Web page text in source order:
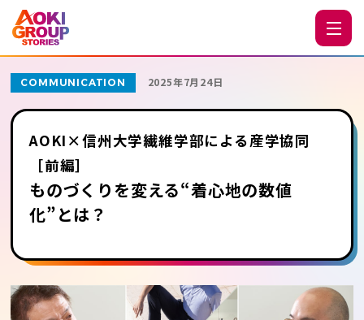
COMMUNICATION 2025年7月24日
AOKI×信州大学繊維学部による産学協同
［前編］
ものづくりを変える“着心地の数値
化”とは？